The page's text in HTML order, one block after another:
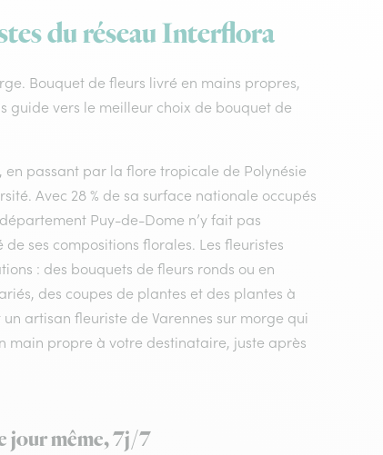
du réseau Interflora
Bouquet de fleurs livré en mains propres,
guide vers le meilleur choix de bouquet de
passant par la flore tropicale de Polynésie
Avec 28 % de sa surface nationale occupés
Puy-de-Dome n’y fait pas
ses compositions florales. Les fleuristes
: des bouquets de fleurs ronds ou en
des coupes de plantes et des plantes à
artisan fleuriste de Varennes sur morge qui
main propre à votre destinataire, juste après
jour même, 7j/7